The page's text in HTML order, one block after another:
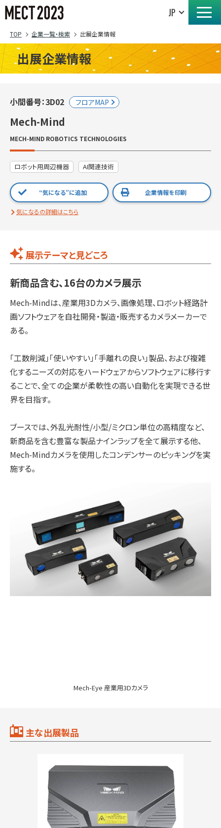
TOP 企業一覧・検索 出展企業情報
出展企業情報
小間番号：3D02 フロアMAP
Mech-Mind
MECH-MIND ROBOTICS TECHNOLOGIES
ロボット用周辺機器 AI関連技術
“気になる”に追加 企業情報を印刷
気になるの詳細はこちら
展示テーマと見どころ
新商品含む、16台のカメラ展示
Mech-Mindは、産業用3Dカメラ、画像処理、ロボット経路計
画ソフトウェアを自社開発・製造・販売するカメラメーカーで
ある。
「工数削減」「使いやすい」「手離れの良い」製品、および複雑
化するニーズの対応をハードウェアからソフトウェアに移行す
ることで、全ての企業が柔軟性の高い自動化を実現できる世
界を目指す。
ブースでは、外乱光耐性/小型/ミクロン単位の高精度など、
新商品を含む豊富な製品ナインラップを全て展示する他、
Mech-Mindカメラを使用したコンデンサーのピッキングを実
施する。
Mech-Eye 産業用3Dカメラ
主な出展製品